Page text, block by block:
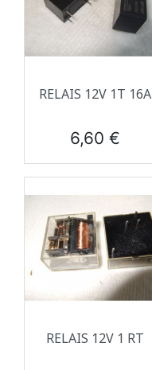
RELAIS 12V 1T 16A
Prix
6,60 €
RELAIS 12V 1 RT